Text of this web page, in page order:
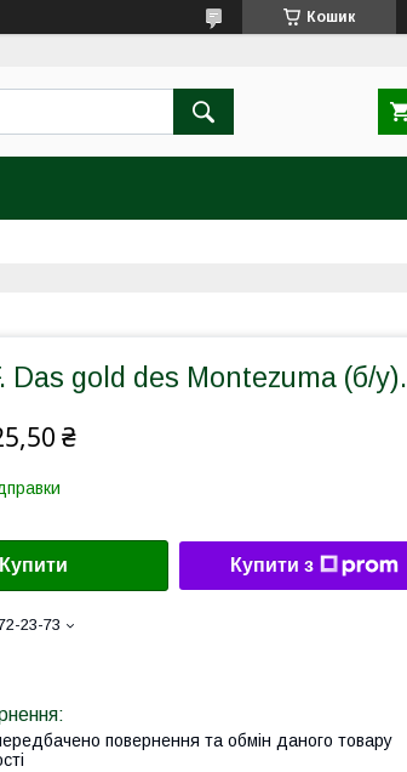
Кошик
Das gold des Montezuma (б/у).
₴
Купити Купити з
23-73
повернення та обмін даного товару